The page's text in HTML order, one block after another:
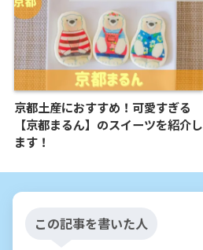
京都土産におすすめ！可愛すぎる
【京都まるん】のスイーツを紹介し
ます！
この記事を書いた人